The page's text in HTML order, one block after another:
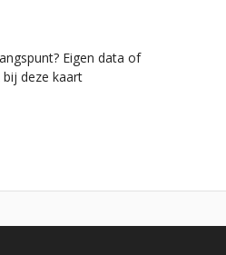
Eigen data of
deze kaart